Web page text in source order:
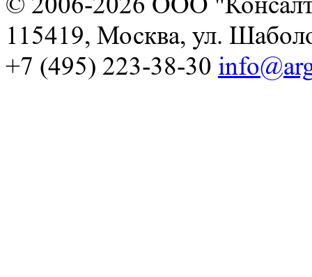
115419, Москва, ул.
+7 (495) 223-38-30